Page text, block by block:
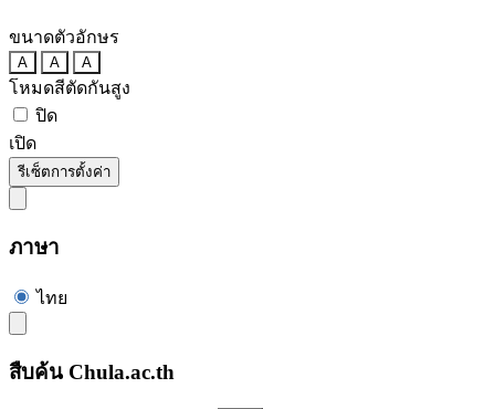
ขนาดตัวอักษร
A A A
โหมดสีตัดกันสูง
ปิด
เปิด
รีเซ็ตการตั้งค่า
ภาษา
ไทย
สืบค้น Chula.ac.th